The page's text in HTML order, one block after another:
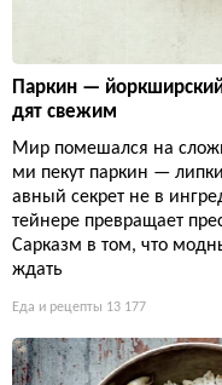
Паркин —
дят свежим
Мир помешался на
ми пекут паркин —
авный секрет не в
тейнере превращает
Сарказм в том, что
ждать
Еда и рецепты 13 177